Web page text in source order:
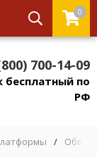
0
700-14-09
бесплатный по
РФ
/ Обвес